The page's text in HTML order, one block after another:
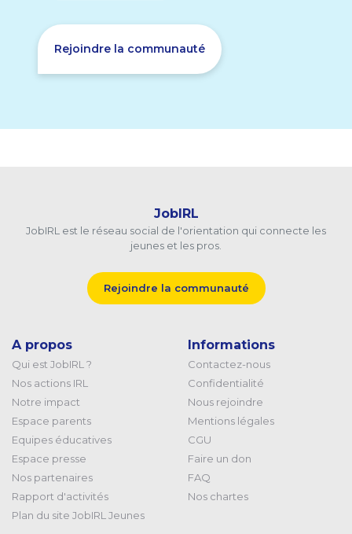
Rejoindre la communauté
JobIRL
JobIRL est le réseau social de l'orientation qui connecte les
jeunes et les pros.
Rejoindre la communauté
A propos
Qui est JobIRL ?
Nos actions IRL
Notre impact
Espace parents
Equipes éducatives
Espace presse
Nos partenaires
Rapport d'activités
Plan du site JobIRL Jeunes
Informations
Contactez-nous
Confidentialité
Nous rejoindre
Mentions légales
CGU
Faire un don
FAQ
Nos chartes